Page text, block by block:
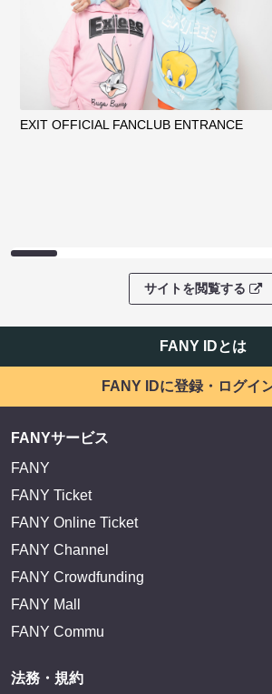
EXIT OFFICIAL FANCLUB ENTRANCE
サイトを閲覧する
FANY IDとは
FANY IDに登録・ログイ
FANYサービス
FANY
FANY Ticket
FANY Online Ticket
FANY Channel
FANY Crowdfunding
FANY Mall
FANY Commu
法務・規約